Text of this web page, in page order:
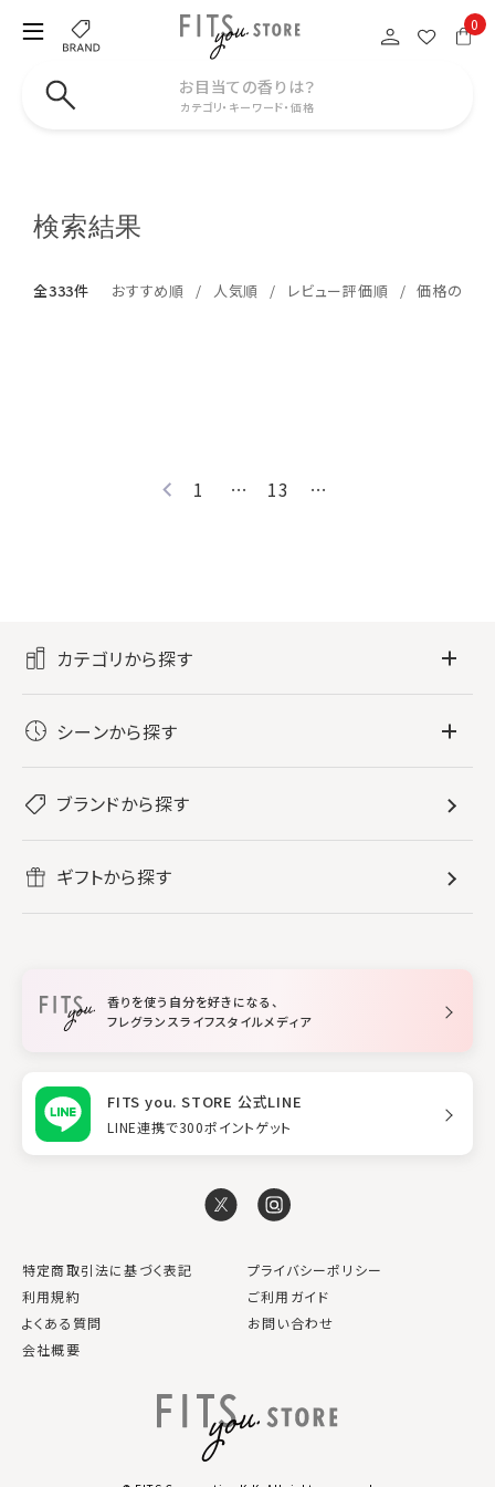
0
お目当ての香りは？
カテゴリ・キーワード・価格
検索結果
全333件 おすすめ順 人気順 レビュー評価順 価格の安
1 … 13 …
カテゴリから探す
レディース香水
メンズ香水
ボディミスト・スプレー
バス・ボディケア
すべてのバス・ボディケア
ボディ・ハンドクリーム
入浴剤
ホームフレグランス
ルームフレグランス
スタイリング
シーンから探す
リフレッシュしたい
ブランドから探す
ギフトから探す
香りを使う自分を好きになる、
フレグランスライフスタイルメディア
FITS you. STORE 公式LINE
LINE連携で300ポイントゲット
特定商取引法に基づく表記
プライバシーポリシー
利用規約
ご利用ガイド
よくある質問
お問い合わせ
会社概要